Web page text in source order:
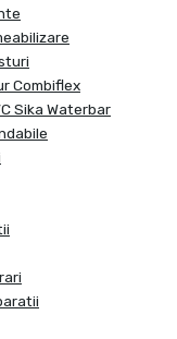
Combiflex
Sika Waterbar